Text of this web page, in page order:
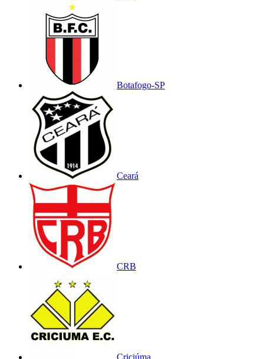
Botafogo-SP
Ceará
CRB
Criciúma